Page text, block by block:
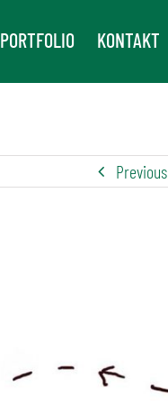
PORTFOLIO KONTAKT
Previous